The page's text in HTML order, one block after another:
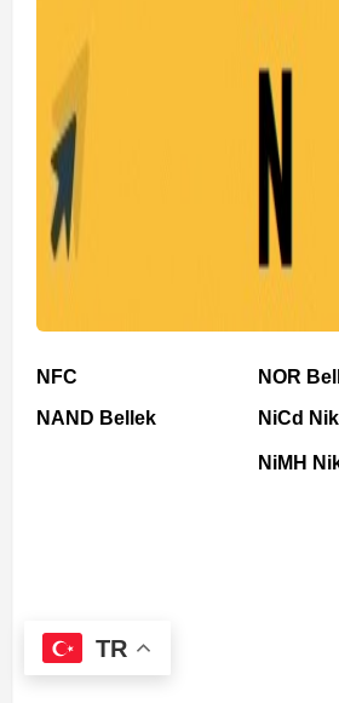
NFC
NAND Bellek
NOR
NiCd
NiMH
TR